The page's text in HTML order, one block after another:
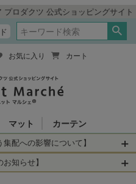
イト「カーペットマルシェ」
お気に入り カート
マット カーテン
配への影響について】
なりになられた方々に深く
お知らせ】